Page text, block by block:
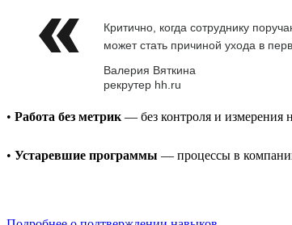
Критично, когда сотруднику
может стать причиной ухода в
Валерия Вяткина
рекрутер hh.ru
• Работа без метрик — без контроля и измерения
• Устаревшие программы — процессы в